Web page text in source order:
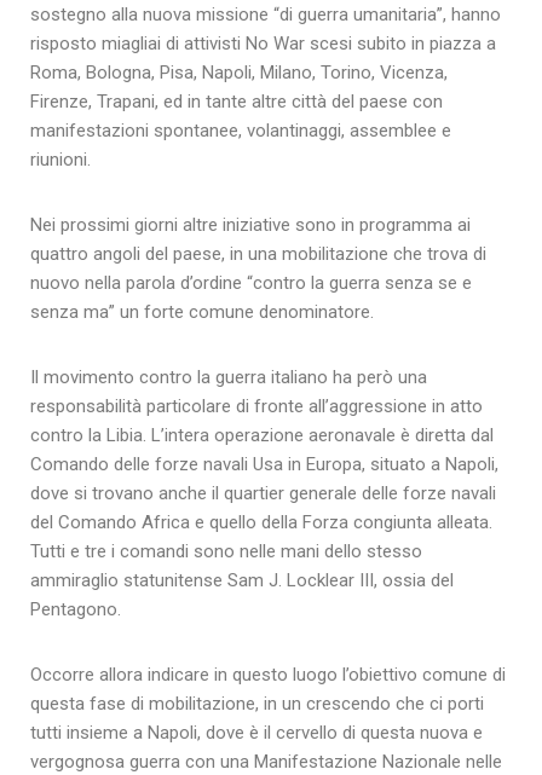
sostegno alla nuova missione “di guerra umanitaria”, hanno
risposto miagliai di attivisti No War scesi subito in piazza a
Roma, Bologna, Pisa, Napoli, Milano, Torino, Vicenza,
Firenze, Trapani, ed in tante altre città del paese con
manifestazioni spontanee, volantinaggi, assemblee e
riunioni.
Nei prossimi giorni altre iniziative sono in programma ai
quattro angoli del paese, in una mobilitazione che trova di
nuovo nella parola d’ordine “contro la guerra senza se e
senza ma” un forte comune denominatore.
Il movimento contro la guerra italiano ha però una
responsabilità particolare di fronte all’aggressione in atto
contro la Libia. L’intera operazione aeronavale è diretta dal
Comando delle forze navali Usa in Europa, situato a Napoli,
dove si trovano anche il quartier generale delle forze navali
del Comando Africa e quello della Forza congiunta alleata.
Tutti e tre i comandi sono nelle mani dello stesso
ammiraglio statunitense Sam J. Locklear III, ossia del
Pentagono.
Occorre allora indicare in questo luogo l’obiettivo comune di
questa fase di mobilitazione, in un crescendo che ci porti
tutti insieme a Napoli, dove è il cervello di questa nuova e
vergognosa guerra con una Manifestazione Nazionale nelle